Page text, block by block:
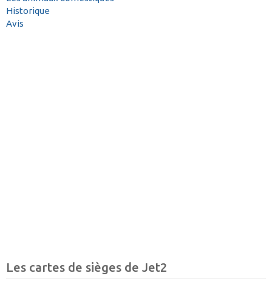
Historique
Avis
Les cartes de sièges de Jet2